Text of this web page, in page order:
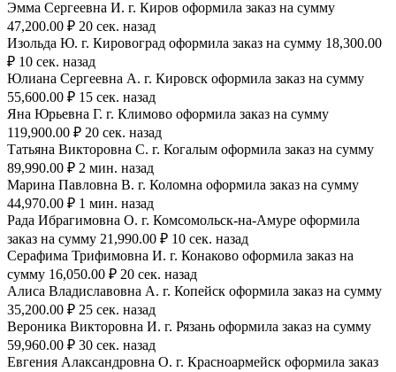
Эмма Сергеевна И. г. Киров оформила заказ на сумму
47,200.00 ₽ 20 сек. назад
Изольда Ю. г. Кировоград оформила заказ на сумму 18,300.00
₽ 10 сек. назад
Юлиана Сергеевна А. г. Кировск оформила заказ на сумму
55,600.00 ₽ 15 сек. назад
Яна Юрьевна Г. г. Климово оформила заказ на сумму
119,900.00 ₽ 20 сек. назад
Татьяна Викторовна С. г. Когалым оформила заказ на сумму
89,990.00 ₽ 2 мин. назад
Марина Павловна В. г. Коломна оформила заказ на сумму
44,970.00 ₽ 1 мин. назад
Рада Ибрагимовна О. г. Комсомольск-на-Амуре оформила
заказ на сумму 21,990.00 ₽ 10 сек. назад
Серафима Трифимовна И. г. Конаково оформила заказ на
сумму 16,050.00 ₽ 20 сек. назад
Алиса Владиславовна А. г. Копейск оформила заказ на сумму
35,200.00 ₽ 25 сек. назад
Вероника Викторовна И. г. Рязань оформила заказ на сумму
59,960.00 ₽ 30 сек. назад
Евгения Алаксандровна О. г. Красноармейск оформила заказ